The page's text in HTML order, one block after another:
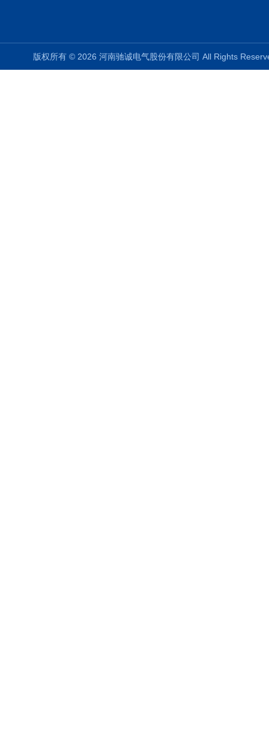
版权所有 © 2026 河南驰诚电气股份有限公司 All Rights